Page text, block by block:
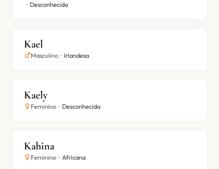
• Desconhecida
Kael
Masculino • Irlandesa
Kaely
Feminino • Desconhecida
Kahina
Feminino • Africana